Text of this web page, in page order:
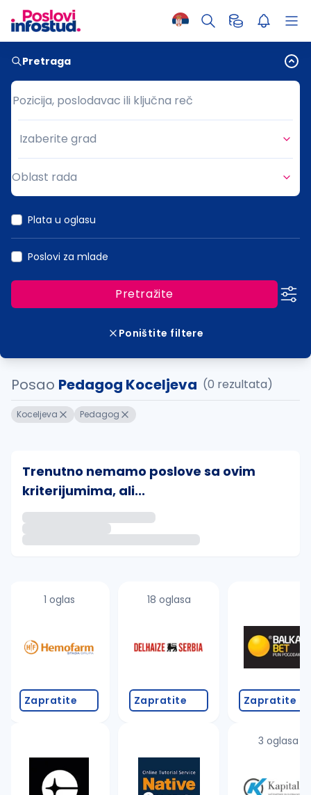
Pretraga
Pozicija, poslodavac ili ključna reč
Pozicija, poslodavac ili ključna reč
Grad
Izaberite grad
Oblast rada
Plata u oglasu
Poslovi za mlade
Pretražite
Poništite filtere
Posao Pedagog Koceljeva (0 rezultata)
Koceljeva Pedagog
Trenutno nemamo poslove sa ovim
kriterijumima, ali...
proverite pravopisne greške (koristite č, ć, š, đ,
promenite odabrane filtere pretrage
1 oglas
Zapratite
18 oglasa
Zapratite Zapratite
3 oglasa